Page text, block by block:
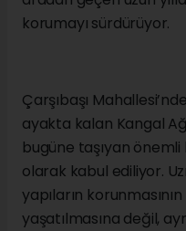
korumayı sürdürüyor.
Çarşıbaşı
ayakta kalan Kangal
bugüne taşıyan
olarak kabul ediliyor.
yapıların
yaşatılmasına değil,